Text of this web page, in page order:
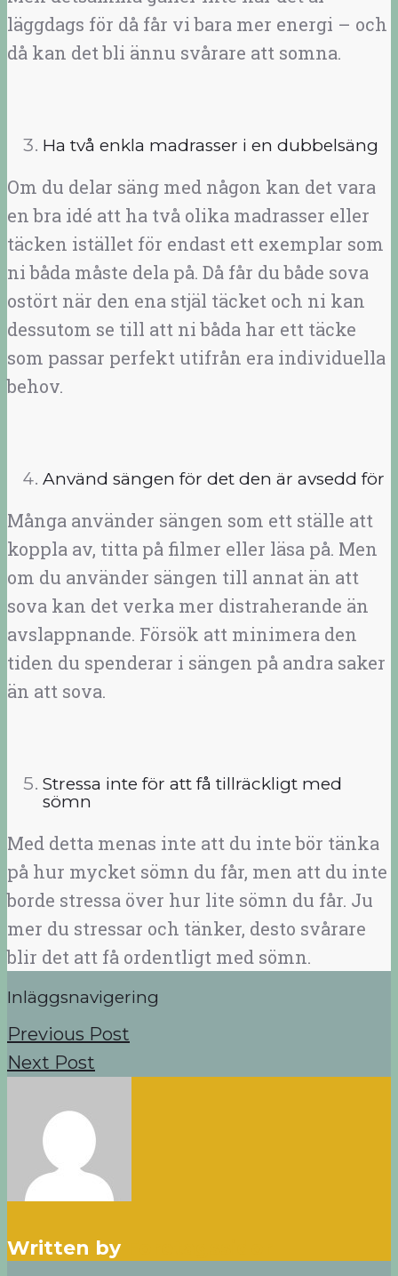
läggdags för då får vi bara mer energi – och
då kan det bli ännu svårare att somna.
Ha två enkla madrasser i en dubbelsäng
Om du delar säng med någon kan det vara
en bra idé att ha två olika madrasser eller
täcken istället för endast ett exemplar som
ni båda måste dela på. Då får du både sova
ostört när den ena stjäl täcket och ni kan
dessutom se till att ni båda har ett täcke
som passar perfekt utifrån era individuella
behov.
Använd sängen för det den är avsedd för
Många använder sängen som ett ställe att
koppla av, titta på filmer eller läsa på. Men
om du använder sängen till annat än att
sova kan det verka mer distraherande än
avslappnande. Försök att minimera den
tiden du spenderar i sängen på andra saker
än att sova.
Stressa inte för att få tillräckligt med
sömn
Med detta menas inte att du inte bör tänka
på hur mycket sömn du får, men att du inte
borde stressa över hur lite sömn du får. Ju
mer du stressar och tänker, desto svårare
blir det att få ordentligt med sömn.
Inläggsnavigering
Previous Post
Next Post
Written by